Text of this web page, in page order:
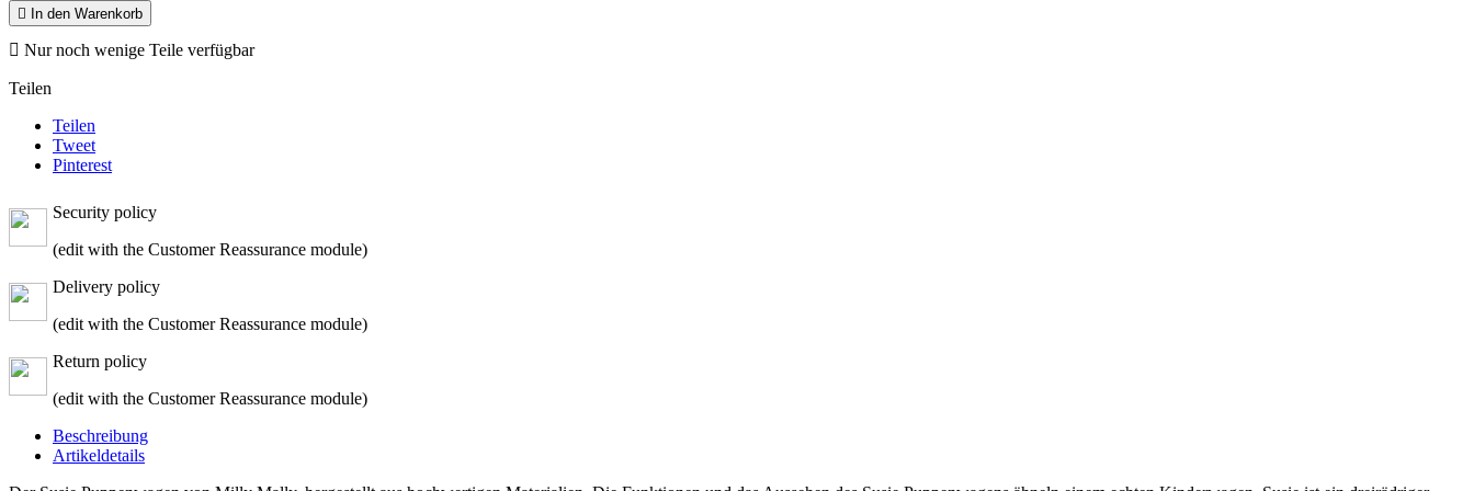
 In den Warenkorb
 Nur noch wenige Teile verfügbar
Teilen
Teilen
Tweet
Pinterest
Security policy
(edit with the Customer Reassurance module)
Delivery policy
(edit with the Customer Reassurance module)
Return policy
(edit with the Customer Reassurance module)
Beschreibung
Artikeldetails